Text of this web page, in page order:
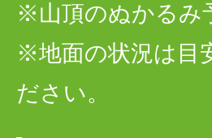
※山頂のぬかるみ
※地面の状況は目
ださい。